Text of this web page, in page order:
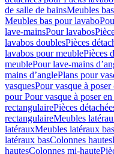
de salle de bainsMeubles
Meubles bas pour lavabo
lave-mainsPour lavabos
lavabos doublesPièces
lavabos pour meublePièces
meublePour lave-mains
mains d’anglePlans pour
vasquesPour vasque à
pour Pour vasque à poser
rectangulairePièces
rectangulaireMeubles
latérauxMeubles latéraux bas
latéraux basColonnes hautes
hautesColonnes mi-haute